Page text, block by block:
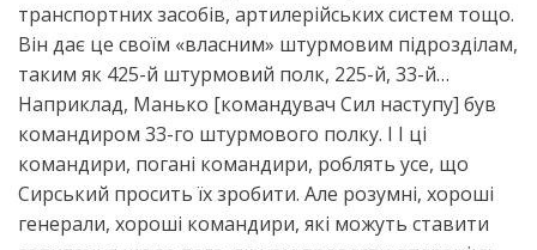
транспортних засобів, артилерійських систем тощо.
Він дає це своїм «власним» штурмовим підрозділам,
таким як 425-й штурмовий полк, 225-й, 33-й…
Наприклад, Манько [командувач Сил наступу] був
командиром 33-го штурмового полку. І І ці
командири, погані командири, роблять усе, що
Сирський просить їх зробити. Але розумні, хороші
генерали, хороші командири, які можуть ставити